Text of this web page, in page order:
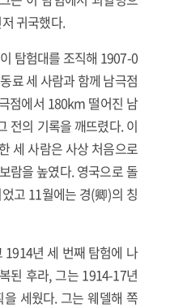
귀국했다.
탐험대를 조직해 1907-0
료 세 사람과 함께 남극점
점에서 180km 떨어진 남
전의 기록을 깨뜨렸다. 이
세 사람은 사상 처음으로
람을 높였다. 영국으로 돌
고 11월에는 경(卿)의 칭
1914년 세 번째 탐험에 나
된 후라, 그는 1914-17년
세웠다. 그는 웨델해 쪽